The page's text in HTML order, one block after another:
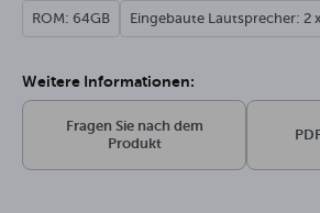
ROM: 64GB Eingebaute Lautsprecher: 2
Weitere Informationen:
Fragen Sie nach dem
Produkt